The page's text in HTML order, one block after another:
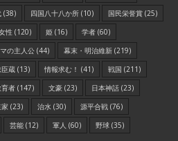
(38) 四国八十八か所 (10) 国民栄誉賞 (25)
性 (120) 姫 (16) 学者 (60)
の主人公 (44) 幕末・明治維新 (219)
蔵 (13) 情報求む！ (41) 戦国 (211)
者 (147) 文豪 (23) 日本神話 (23)
(23) 治水 (30) 源平合戦 (76)
芸能 (12) 軍人 (60) 野球 (35)